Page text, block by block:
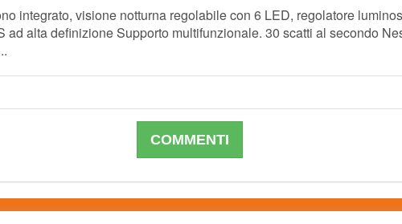
integrato, visione notturna regolabile con 6 LED, regolatore
ad alta definizione Supporto multifunzionale. 30 scatti al secondo
COMMENTI